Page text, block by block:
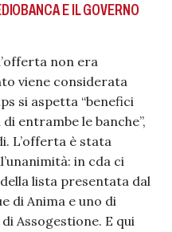
E IL GOVERNO
non era
viene considerata
si aspetta “benefici
entrambe le banche”,
L’offerta è stata
in cda ci
lista presentata dal
di Anima e uno di
Assogestione. E qui